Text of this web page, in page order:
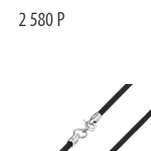
2 580 Р